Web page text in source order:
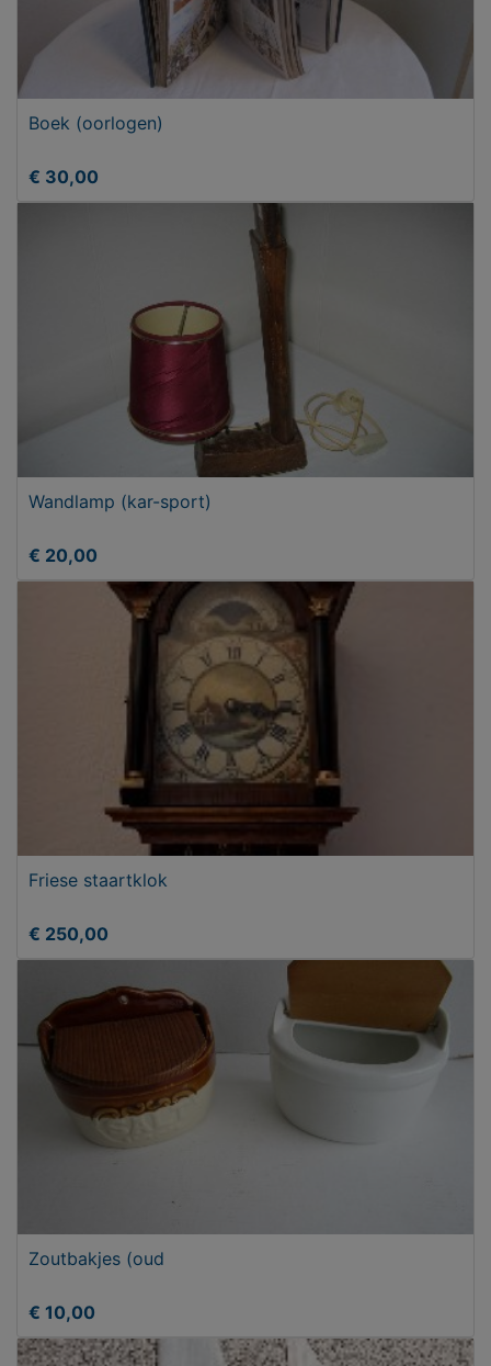
Boek (oorlogen)
€ 30,00
Wandlamp (kar-sport)
€ 20,00
Friese staartklok
€ 250,00
Zoutbakjes (oud
€ 10,00